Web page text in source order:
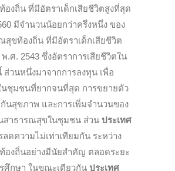
องถิ่น ที่มีอัตราเด็กเสียชีวิตสูงที่สุด
มีจำนวนน้อยกว่าครึ่งหนึ่ง ของ
สุขท้องถิ่น ที่มีอัตราเด็กเสียชีวิต
.ศ. 2543 ซึ่งอัตราการเสียชีวิตใน
ส่วนหนึ่งมาจากการลงทุน เพื่อ
นชุมชนที่ยากจนที่สุด การขยายตัว
นสุขภาพ และการเพิ่มจำนวนของ
สาธารณสุขในชุมชน ส่วน ประเทศ
ลดความไม่เท่าเทียมกัน ระหว่าง
องถิ่นอย่างมีนัยสำคัญ ตลอดระยะ
ศึกษา ในขณะเดียวกัน ประเทศ